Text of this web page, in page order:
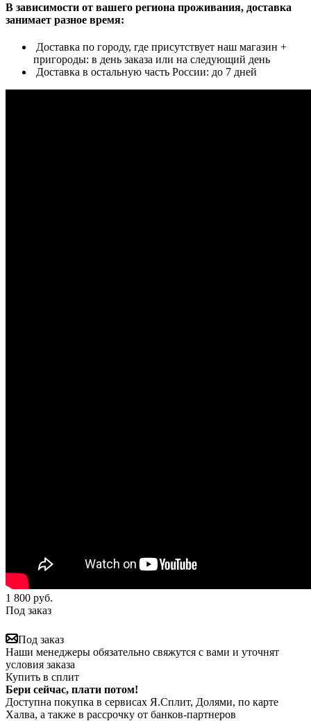
В зависимости от вашего региона проживания, доставка
занимает разное время:
Доставка по городу, где присутствует наш магазин +
пригороды: в день заказа или на следующий день
Доставка в остальную часть России: до 7 дней
1 800 руб.
Под заказ
Под заказ
Наши менеджеры обязательно свяжутся с вами и уточнят
условия заказа
Купить в сплит
Бери сейчас, плати потом!
Доступна покупка в сервисах Я.Сплит, Долями, по карте
Халва, а также в рассрочку от банков-партнеров